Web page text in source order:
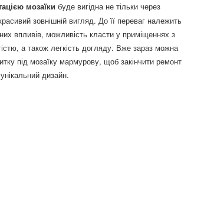
мозаїки буде вигідна не тільки через
зовнішній вигляд. До її переваг належить
впливів, можливість класти у приміщеннях з
а також легкість догляду. Вже зараз можна
під мозаїку мармурову, щоб закінчити ремонт
дизайн.